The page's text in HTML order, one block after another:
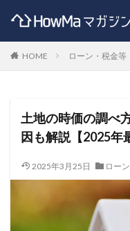
HOME ローン・税金等
土地の時価の調べ
因も解説【2025年
2025年3月25日 ロー